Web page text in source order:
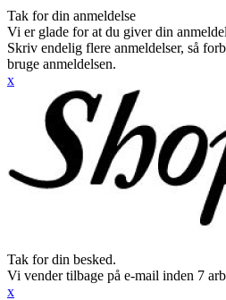
Tak for din anmeldelse
Vi er glade for at du giver din
Skriv endelig flere anmeldelser, så
bruge anmeldelsen.
x
Tak for din besked.
Vi vender tilbage på e-mail inden 7
x